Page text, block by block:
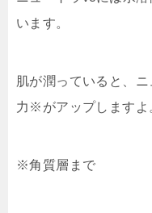
います。
肌が潤っていると、
力※がアップしますよ
※角質層まで